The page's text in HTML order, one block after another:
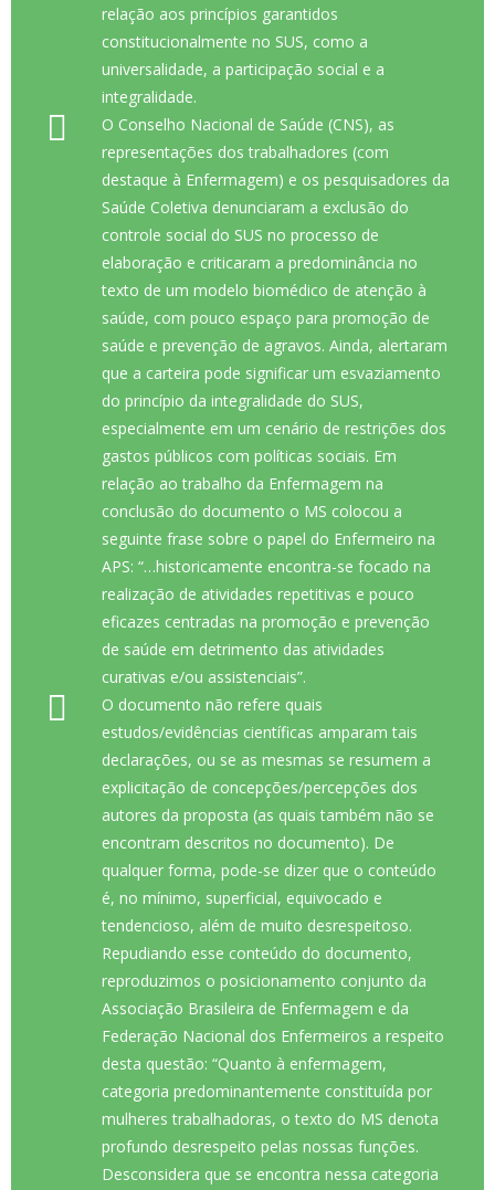
relação aos princípios garantidos
constitucionalmente no SUS, como a
universalidade, a participação social e a
integralidade.
O Conselho Nacional de Saúde (CNS), as
representações dos trabalhadores (com
destaque à Enfermagem) e os pesquisadores da
Saúde Coletiva denunciaram a exclusão do
controle social do SUS no processo de
elaboração e criticaram a predominância no
texto de um modelo biomédico de atenção à
saúde, com pouco espaço para promoção de
saúde e prevenção de agravos. Ainda, alertaram
que a carteira pode significar um esvaziamento
do princípio da integralidade do SUS,
especialmente em um cenário de restrições dos
gastos públicos com políticas sociais. Em
relação ao trabalho da Enfermagem na
conclusão do documento o MS colocou a
seguinte frase sobre o papel do Enfermeiro na
APS: “…historicamente encontra-se focado na
realização de atividades repetitivas e pouco
eficazes centradas na promoção e prevenção
de saúde em detrimento das atividades
curativas e/ou assistenciais”.
O documento não refere quais
estudos/evidências científicas amparam tais
declarações, ou se as mesmas se resumem a
explicitação de concepções/percepções dos
autores da proposta (as quais também não se
encontram descritos no documento). De
qualquer forma, pode-se dizer que o conteúdo
é, no mínimo, superficial, equivocado e
tendencioso, além de muito desrespeitoso.
Repudiando esse conteúdo do documento,
reproduzimos o posicionamento conjunto da
Associação Brasileira de Enfermagem e da
Federação Nacional dos Enfermeiros a respeito
desta questão: “Quanto à enfermagem,
categoria predominantemente constituída por
mulheres trabalhadoras, o texto do MS denota
profundo desrespeito pelas nossas funções.
Desconsidera que se encontra nessa categoria